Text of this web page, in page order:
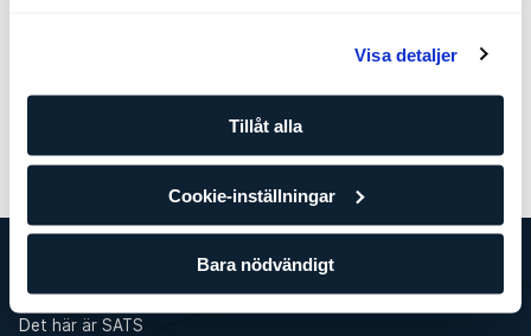
Visa detaljer
Tillåt alla
Cookie-inställningar
Bara nödvändigt
Medlemskap
Gyminformation
SATS
Det här är SATS